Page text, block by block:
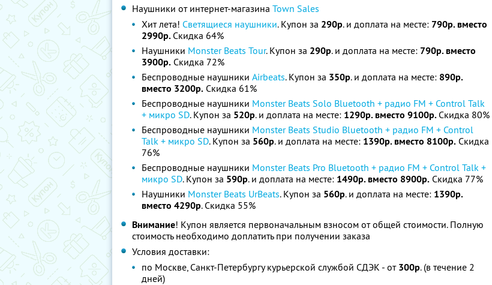
Наушники от интернет-магазина Town Sales
Хит лета! Светящиеся наушники. Купон за 290р. и доплата на месте: 790р. вместо
2990р. Скидка 64%
Наушники Monster Beats Tour. Купон за 290р. и доплата на месте: 790р. вместо
3900р. Скидка 72%
Беспроводные наушники Airbeats. Купон за 350р. и доплата на месте: 890р.
вместо 3200р. Скидка 61%
Беспроводные наушники Monster Beats Solo Bluetooth + радио FM + Control Talk
+ микро SD. Купон за 520р. и доплата на месте: 1290р. вместо 9100р. Скидка 80%
Беспроводные наушники Monster Beats Studio Bluetooth + радио FM + Control
Talk + микро SD. Купон за 560р. и доплата на месте: 1390р. вместо 8100р. Скидка
76%
Беспроводные наушники Monster Beats Pro Bluetooth + радио FM + Control Talk +
микро SD. Купон за 590р. и доплата на месте: 1490р. вместо 8900р. Скидка 77%
Наушники Monster Beats UrBeats. Купон за 560р. и доплата на месте: 1390р.
вместо 4290р. Скидка 55%
Внимание! Купон является первоначальным взносом от общей стоимости. Полную
стоимость необходимо доплатить при получении заказа
Условия доставки:
по Москве, Санкт-Петербургу курьерской службой СДЭК - от 300р. (в течение 2
дней)